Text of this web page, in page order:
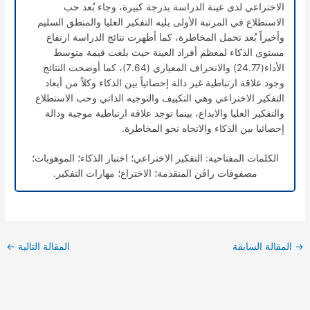
الاختراعي لدى عينة الدراسة بدرجة كبيرة، وجاء بُعد حب
الاستطلاع في المرتبة الأولى يليه التفكير العليا والمنطق السليم
وأخيراً بُعد تحمل المخاطرة، كما أظهرت نتائج الدراسة ارتفاع
مستوى الذكاء لمعظم أفراد العينة حيث بلغت قيمة متوسط
الأداء(24.77) والانحراف المعياري (7.64)، كما أوضحت النتائج
وجود علاقة ارتباطية غير دالة إحصائياً بين الذكاء وكلاً من أبعاد
التفكير الاختراعي وهي التكييف والتوجيه الذاتي وحب الاستطلاع
والتفكير العليا والابداع، بينما توجد علاقة ارتباطية موجبة ودالة
إحصائيا بين الذكاء والاتجاه نحو المخاطرة.
الكلمات المفتاحية: التفكير الاختراعي؛ اختبار الذكاء؛ الموهوبات؛
مصفوفات راڨن المتقدمة؛ الاختراع؛ مهارات التفكير.
→ المقالة السابقة المقالة التالية ←